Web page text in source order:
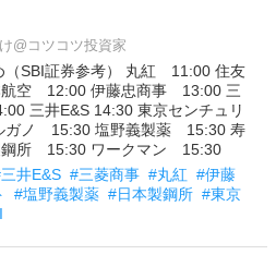
@コツコツ投資家
SBI証券参考） 丸紅 11:00 住友
空 12:00 伊藤忠商事 13:00 三
三井E&S 14:30 東京センチュリ
ガノ 15:30 塩野義製薬 15:30 寿
所 15:30 ワークマン 15:30
井E&S #三菱商事 #丸紅 #伊藤
#塩野義製薬 #日本製鋼所 #東京